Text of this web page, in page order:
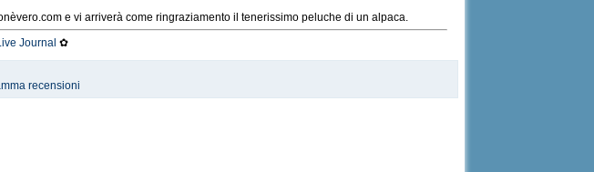
e vi arriverà come ringraziamento il tenerissimo peluche di un alpaca.
Journal✿
recensioni